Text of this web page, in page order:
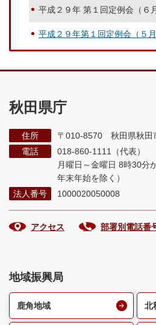
平成２９年 第１回定例会（６
平成２９年第１回定例会（５月
秋田県庁
住所
〒010-8570 秋田県秋田
電話
018-860-1111（代表）
月曜日～金曜日 8時30分
年末年始を除く）
法人番号
1000020050008
アクセス 部署別電話番
地域振興局
鹿角地域 北